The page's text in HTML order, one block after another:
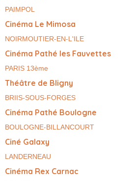
PAIMPOL
Cinéma Le Mimosa
NOIRMOUTIER-EN-L'ILE
Cinéma Pathé les Fauvettes
PARIS 13ème
Théâtre de Bligny
BRIIS-SOUS-FORGES
Cinéma Pathé Boulogne
BOULOGNE-BILLANCOURT
Ciné Galaxy
LANDERNEAU
Cinéma Rex Carnac